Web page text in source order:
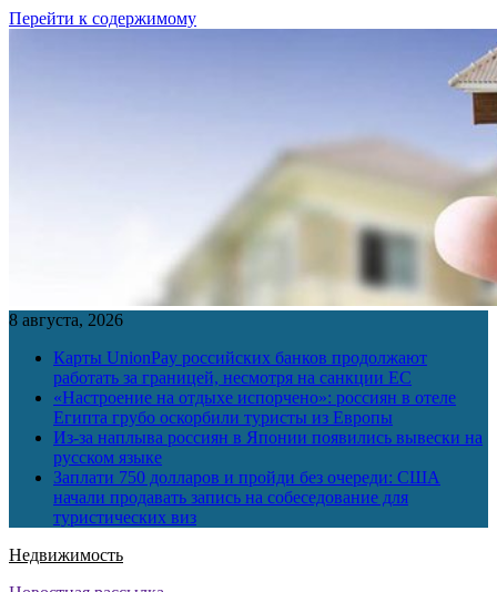
Перейти к содержимому
8 августа, 2026
Карты UnionPay российских банков продолжают
работать за границей, несмотря на санкции ЕС
«Настроение на отдыхе испорчено»: россиян в отеле
Египта грубо оскорбили туристы из Европы
Из-за наплыва россиян в Японии появились вывески на
русском языке
Заплати 750 долларов и пройди без очереди: США
начали продавать запись на собеседование для
туристических виз
Недвижимость